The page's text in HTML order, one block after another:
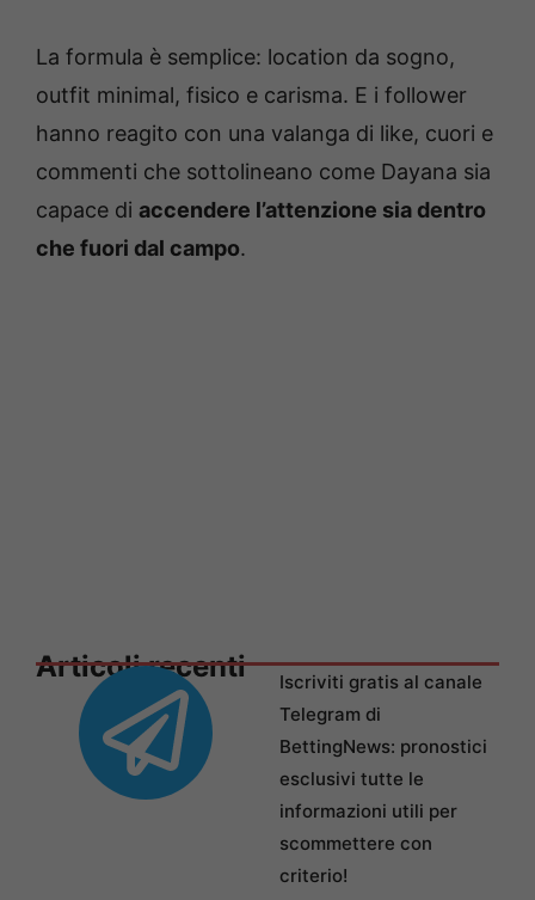
La formula è semplice: location da sogno,
outfit minimal, fisico e carisma. E i follower
hanno reagito con una valanga di like, cuori e
commenti che sottolineano come Dayana sia
capace di accendere l’attenzione sia dentro
che fuori dal campo.
Articoli recenti
Iscriviti gratis al canale
Telegram di
BettingNews: pronostici
esclusivi tutte le
informazioni utili per
scommettere con
criterio!